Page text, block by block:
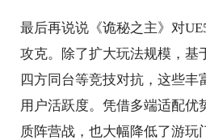
最后再说说《诡秘之主》对
攻克。除了扩大玩法规模，基
四方同台等竞技对抗，这些丰
用户活跃度。凭借多端适配优
质阵营战，也大幅降低了游玩